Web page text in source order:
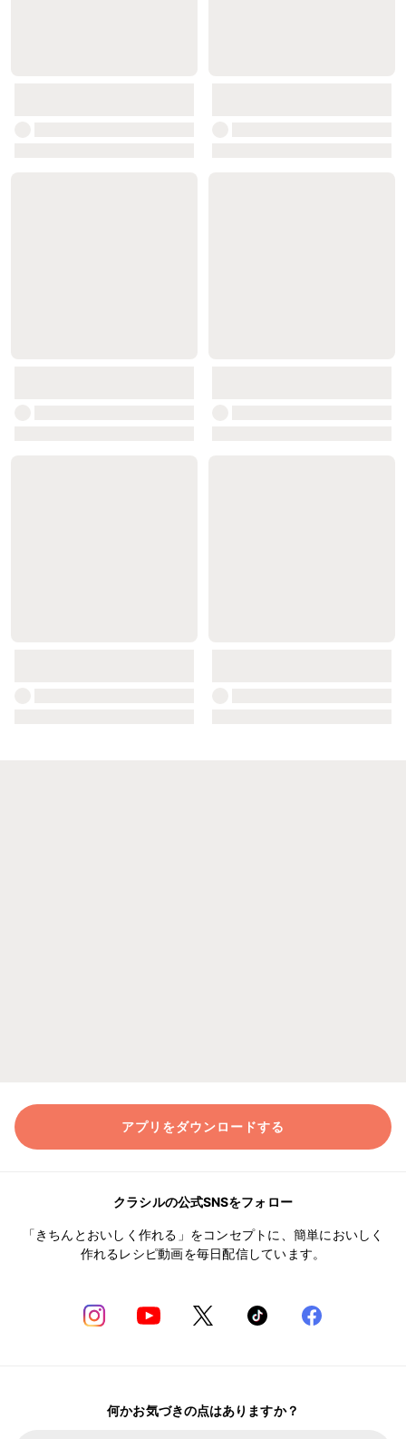
アプリをダウンロードする
クラシルの公式SNSをフォロー
「きちんとおいしく作れる」をコンセプトに、簡単においしく
作れるレシピ動画を毎日配信しています。
何かお気づきの点はありますか？